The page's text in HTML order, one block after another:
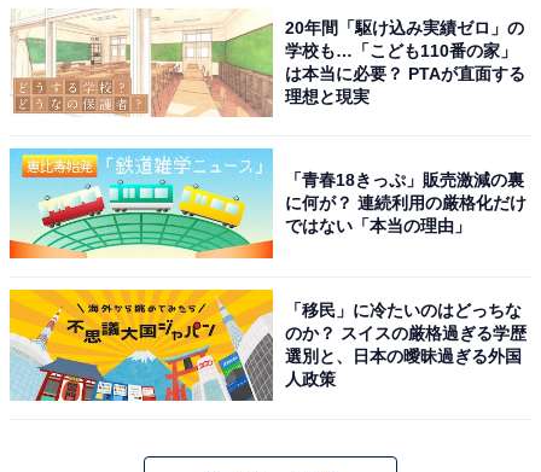
占い師＆イラストレータープロフィール
占い師：章月 綾乃
占い、心理テストの執筆、監修。雑誌、Web、広告
20年間「駆け込み実績ゼロ」の
学校も…「こども110番の家」
は本当に必要？ PTAが直面する
理想と現実
「青春18きっぷ」販売激減の裏
に何が？ 連続利用の厳格化だけ
ではない「本当の理由」
「移民」に冷たいのはどっちな
のか？ スイスの厳格過ぎる学歴
選別と、日本の曖昧過ぎる外国
人政策